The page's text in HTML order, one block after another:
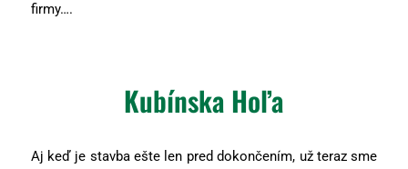
firmy….
Kubínska Hoľa
Aj keď je stavba ešte len pred dokončením, už teraz sme